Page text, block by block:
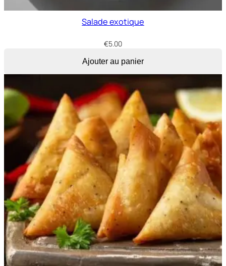
Salade exotique
€5.00
Ajouter au panier